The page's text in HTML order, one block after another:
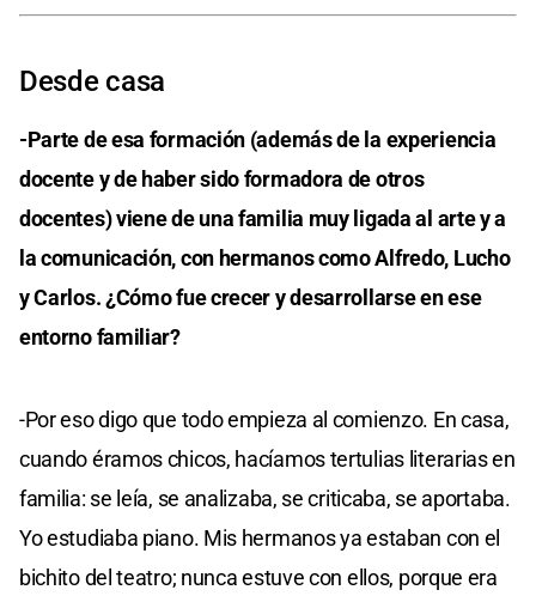
Desde casa
-Parte de esa formación (además de la experiencia
docente y de haber sido formadora de otros
docentes) viene de una familia muy ligada al arte y a
la comunicación, con hermanos como Alfredo, Lucho
y Carlos. ¿Cómo fue crecer y desarrollarse en ese
entorno familiar?
-Por eso digo que todo empieza al comienzo. En casa,
cuando éramos chicos, hacíamos tertulias literarias en
familia: se leía, se analizaba, se criticaba, se aportaba.
Yo estudiaba piano. Mis hermanos ya estaban con el
bichito del teatro; nunca estuve con ellos, porque era